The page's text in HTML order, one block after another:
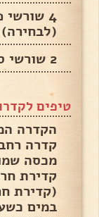
4
(לבחירה)
2 שורשי סלרי פרוס (לבחירה)
טיפים
הקדרה
קדרה
מכסה
קדירת
(קדירת
במים